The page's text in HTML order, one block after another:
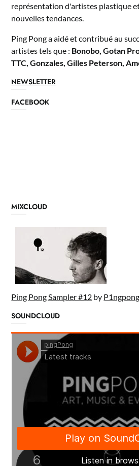
représentation d'artistes plastique
nouvelles tendances.
Ping Pong a aidé et contribué au
artistes tels que : Bonobo, Gotan
TTC, Gonzales, Gilles Peterson,
NEWSLETTER
FACEBOOK
MIXCLOUD
Ping Pong Sampler #12 by P1ngpong
SOUNDCLOUD